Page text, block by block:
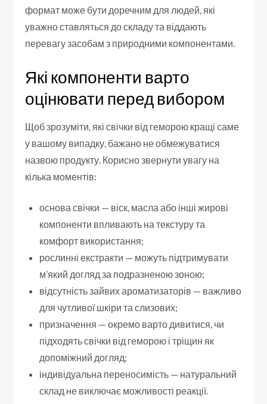
формат може бути доречним для людей, які
уважно ставляться до складу та віддають
перевагу засобам з природними компонентами.
Які компоненти варто
оцінювати перед вибором
Щоб зрозуміти, які свічки від геморою кращі саме
у вашому випадку, бажано не обмежуватися
назвою продукту. Корисно звернути увагу на
кілька моментів:
основа свічки — віск, масла або інші жирові
компоненти впливають на текстуру та
комфорт використання;
рослинні екстракти — можуть підтримувати
м’який догляд за подразненою зоною;
відсутність зайвих ароматизаторів — важливо
для чутливої шкіри та слизових;
призначення — окремо варто дивитися, чи
підходять свічки від геморою і тріщин як
допоміжний догляд;
індивідуальна переносимість — натуральний
склад не виключає можливості реакції.